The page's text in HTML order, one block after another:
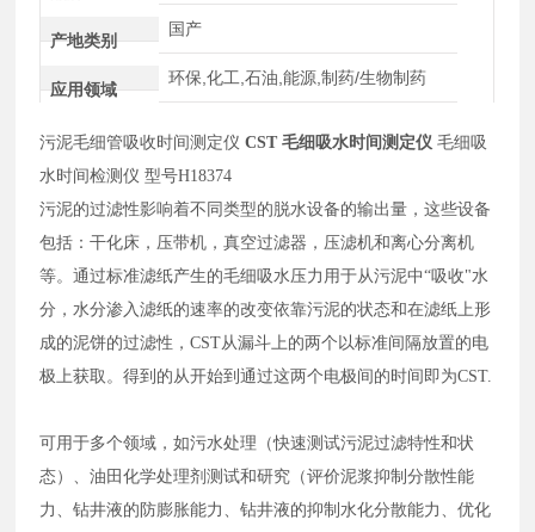
产地类别
国产
应用领域
环保,化工,石油,能源,制药/生物制药
污泥毛细管吸收时间测定仪 CST 毛细吸水时间测定仪 毛细吸
水时间检测仪型号H18374
污泥的过滤性影响着不同类型的脱水设备的输出量，这些设备
包括：干化床，压带机，真空过滤器，压滤机和离心分离机
等。通过标准滤纸产生的毛细吸水压力用于从污泥中“吸收"水
分，水分渗入滤纸的速率的改变依靠污泥的状态和在滤纸上形
成的泥饼的过滤性，CST从漏斗上的两个以标准间隔放置的电
极上获取。得到的从开始到通过这两个电极间的时间即为CST.
可用于多个领域，如污水处理（快速测试污泥过滤特性和状
态）、油田化学处理剂测试和研究（评价泥浆抑制分散性能
力、钻井液的防膨胀能力、钻井液的抑制水化分散能力、优化